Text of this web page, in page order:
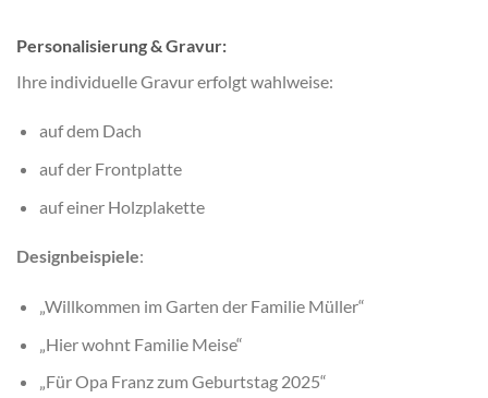
Personalisierung & Gravur:
Ihre individuelle Gravur erfolgt wahlweise:
auf dem Dach
auf der Frontplatte
auf einer Holzplakette
Designbeispiele:
„Willkommen im Garten der Familie Müller“
„Hier wohnt Familie Meise“
„Für Opa Franz zum Geburtstag 2025“